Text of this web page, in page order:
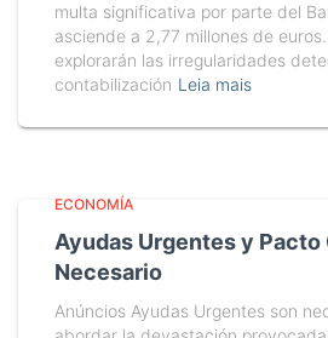
multa significativa por parte del
asciende a 2,77 millones de
explorarán las irregularidades
contabilización Leia mais
ECONOMÍA
Ayudas Urgentes y
Necesario
Anúncios Ayudas Urgentes son